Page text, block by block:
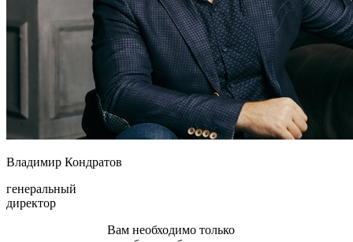
Владимир Кондратов
генеральный
директор
Вам необходимо только